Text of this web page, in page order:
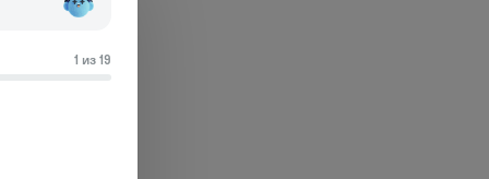
1 из 19